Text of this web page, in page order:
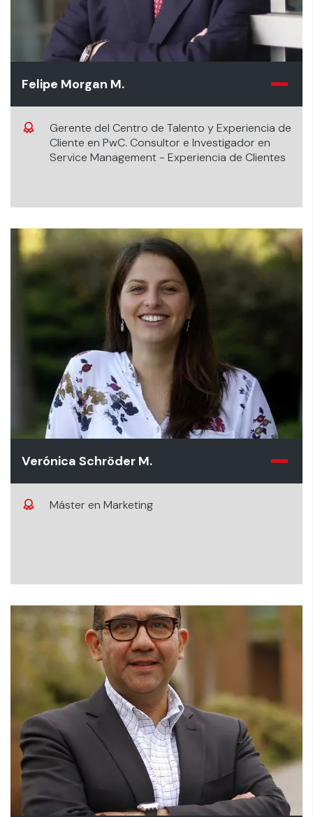
Felipe Morgan M.
Gerente del Centro de Talento y Experiencia de
Cliente en PwC. Consultor e Investigador en
Service Management - Experiencia de Clientes
Verónica Schröder M.
Máster en Marketing